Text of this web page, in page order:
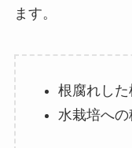
ます。
根腐れし
水栽培への